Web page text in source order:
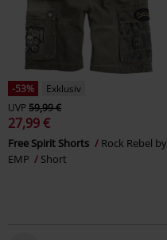
-53%
Exklusiv
UVP59,99 €
27,99 €
Free Spirit Shorts
Rock Rebel by
EMP
Short